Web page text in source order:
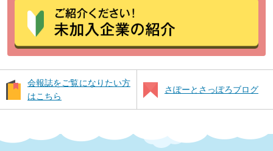
会報誌をご覧になりたい方
はこちら
さぽーとさっぽろブログ